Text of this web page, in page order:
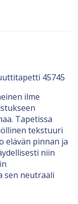
45745
ilme
Tapetissa
tekstuuri
elävän pinnan ja
niin
sen neutraali